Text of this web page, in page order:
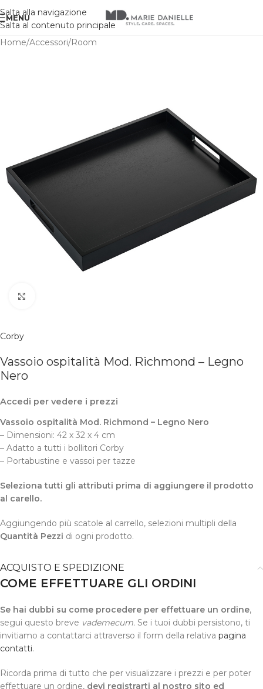
Salta alla navigazione
Salta al contenuto principale
MENU
Home/Accessori/Room
Corby
Vassoio ospitalità Mod. Richmond – Legno
Nero
Accedi per vedere i prezzi
Vassoio ospitalità Mod. Richmond – Legno Nero
– Dimensioni: 42 x 32 x 4 cm
– Adatto a tutti i bollitori Corby
– Portabustine e vassoi per tazze
Seleziona tutti gli attributi prima di aggiungere il prodotto
al carello.
Aggiungendo più scatole al carrello, selezioni multipli della
Quantità Pezzi di ogni prodotto.
ACQUISTO E SPEDIZIONE
COME EFFETTUARE GLI ORDINI
Se hai dubbi su come procedere per effettuare un ordine,
segui questo breve vademecum. Se i tuoi dubbi persistono, ti
invitiamo a contattarci attraverso il form della relativa pagina
contatti.
Ricorda prima di tutto che per visualizzare i prezzi e per poter
effettuare un ordine, devi registrarti al nostro sito ed